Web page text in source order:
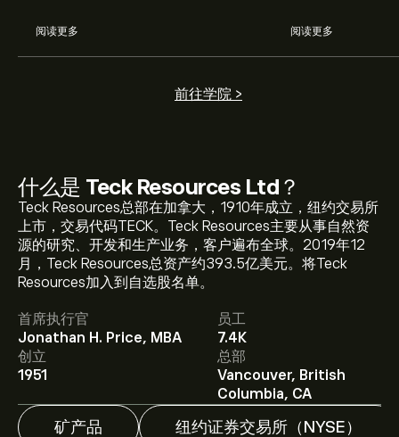
什么是 Teck Resources Ltd ？
Teck Resources总部在加拿大，1910年成立，纽约交易所
上市，交易代码TECK。Teck Resources主要从事自然资
源的研究、开发和生产业务，客户遍布全球。2019年12
月，Teck Resources总资产约393.5亿美元。将Teck
Resources加入到自选股名单。
首席执行官
Jonathan H. Price, MBA
员工
7.4K
创立
1951
总部
Vancouver, British
Columbia, CA
矿产品 纽约证券交易所（NYSE）
阅读更多 阅读更多
前往学院 >
TECK 现价为‎$‎66.15。
Teck Resources Ltd 的平均价格目标为‎$‎66.15。
eToro 以取得详细的分析师预测及价格目标。
分析师根据市场趋势、财务报告和预期增长对Teck
Resources Ltd的预测。查看最新预测，了解未来价格走
势。